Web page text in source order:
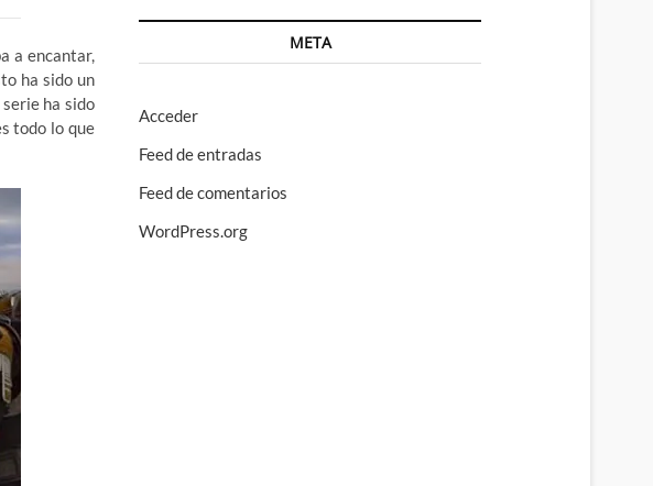
a encantar,
ha sido un
ha sido
todo lo que
META
Acceder
Feed de entradas
Feed de comentarios
WordPress.org